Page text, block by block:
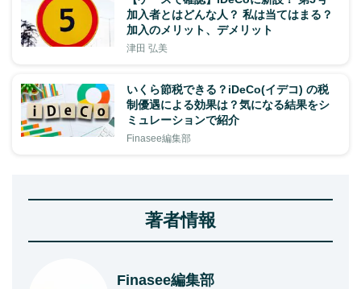
加入者とはどんな人？ 私は当てはまる？
加入のメリット、デメリット
津田 弘美
いくら節税できる？iDeCo(イデコ) の税
制優遇による効果は？気になる結果をシ
ミュレーションで紹介
Finasee編集部
著者情報
Finasee編集部